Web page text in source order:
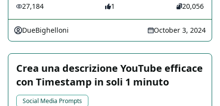
27,184 1 20,056
DueBighelloni October 3, 2024
Crea una descrizione YouTube efficace
con Timestamp in soli 1 minuto
Social Media Prompts